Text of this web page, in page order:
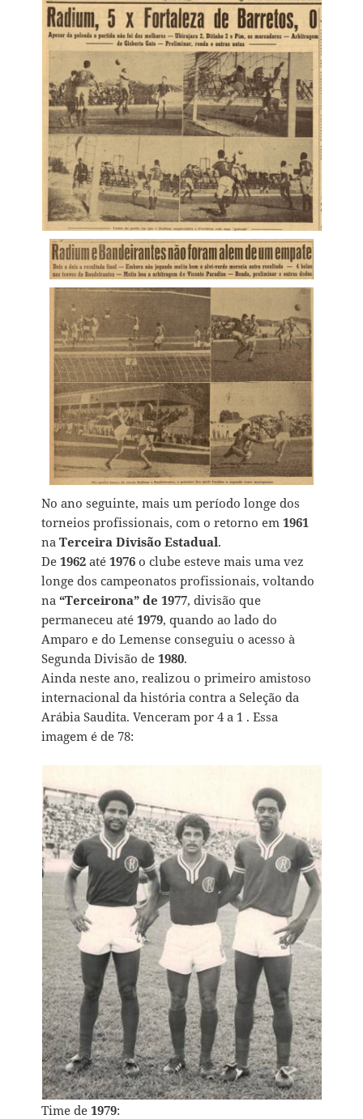
No ano seguinte, mais um período longe dos
torneios profissionais, com o retorno em1961
naTerceira Divisão Estadual.
De1962 até1976 o clube esteve mais uma vez
longe dos campeonatos profissionais, voltando
na“Terceirona” de 1977, divisão que
permaneceu até1979, quando ao lado do
Amparo e do Lemense conseguiu o acesso à
Segunda Divisão de1980.
Ainda neste ano, realizou o primeiro amistoso
internacional da história contra a Seleção da
Arábia Saudita. Venceram por 4 a 1 . Essa
imagem é de 78:
Time de1979: